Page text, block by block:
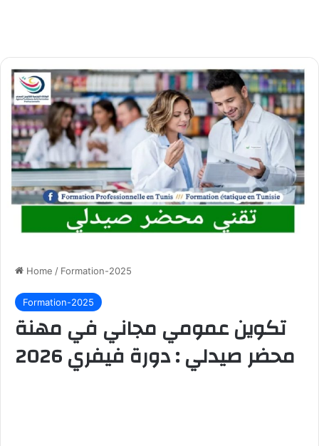
Home / Formation-2025
Formation-2025
تكوين عمومي مجاني في مهنة
محضر صيدلي : دورة فيفري 2026